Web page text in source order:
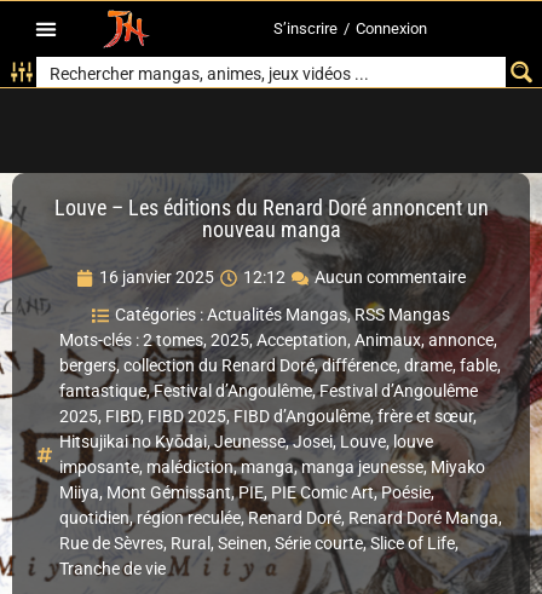
S’inscrire / Connexion
Louve – Les éditions du Renard Doré annoncent un
nouveau manga
16 janvier 2025 12:12
Aucun commentaire
Catégories :Actualités Mangas,RSS Mangas
Mots-clés :2 tomes, 2025,Acceptation, Animaux,annonce,
bergers,collection du Renard Doré,différence, drame,fable,
fantastique,Festival d’Angoulême,Festival d’Angoulême
2025, FIBD, FIBD 2025,FIBD d’Angoulême,frère et sœur,
Hitsujikai no Kyōdai,Jeunesse,Josei, Louve, louve
imposante, malédiction,manga,manga jeunesse,Miyako
Miiya, Mont Gémissant,PIE, PIE Comic Art,Poésie,
quotidien, région reculée,Renard Doré, Renard Doré Manga,
Rue de Sèvres, Rural , Seinen, Série courte,Slice of Life,
Tranche de vie